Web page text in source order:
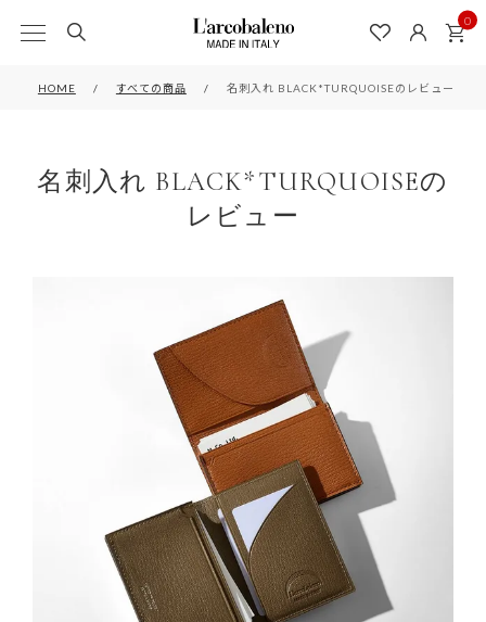
0
HOME すべての商品 名刺入れ BLACK*TURQUOISEのレビュー
名刺入れ BLACK*TURQUOISEの
レビュー